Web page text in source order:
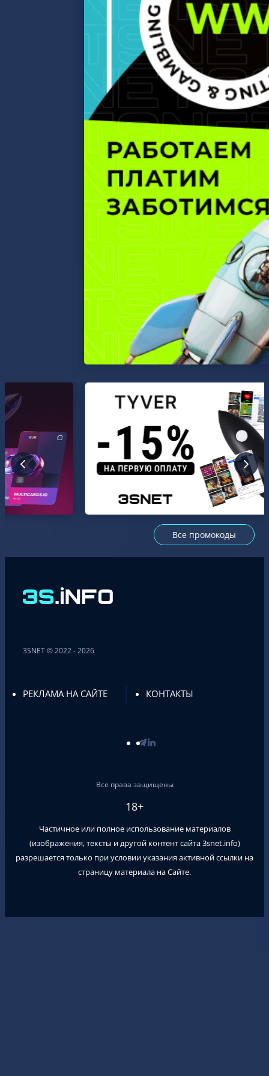
Все промокоды
3SNET © 2022 - 2026
РЕКЛАМА НА САЙТЕ КОНТАКТЫ
Все права защищены
18+
Частичное или полное использование материалов
(изображения, тексты и другой контент сайта3snet.info)
разрешается только при условии указания активной ссылки на
страницу материала на Сайте.